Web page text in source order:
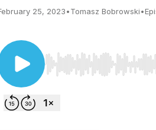
25, 2023•Tomasz Bobrowski•
Use Left/Right to seek,